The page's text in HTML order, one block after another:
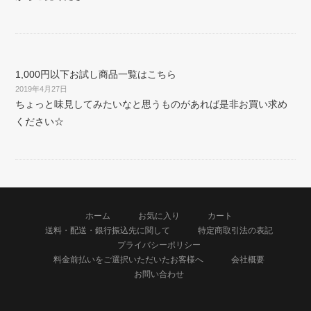
1,000円以下お試し商品一覧はこちら
2019年4月27日
ちょっと味見してみたいなと思うものがあれば是非お買い求め
ください☆
ホーム お気に入り
カート
送料・配送・銀行振込先に関して
特定商取引法の表記
プライバシーポリシー
料金前払いをご選択いただいたお客様へ
会社概要
お問い合わせ